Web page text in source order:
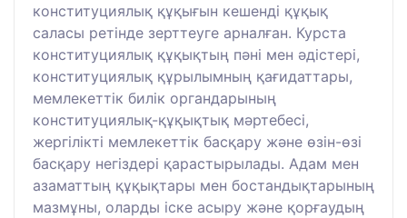
конституциялық құқығын кешенді құқық
саласы ретінде зерттеуге арналған. Курста
конституциялық құқықтың пәні мен әдістері,
конституциялық құрылымның қағидаттары,
мемлекеттік билік органдарының
конституциялық-құқықтық мәртебесі,
жергілікті мемлекеттік басқару және өзін-өзі
басқару негіздері қарастырылады. Адам мен
азаматтың құқықтары мен бостандықтарының
мазмұны, оларды іске асыру және қорғаудың